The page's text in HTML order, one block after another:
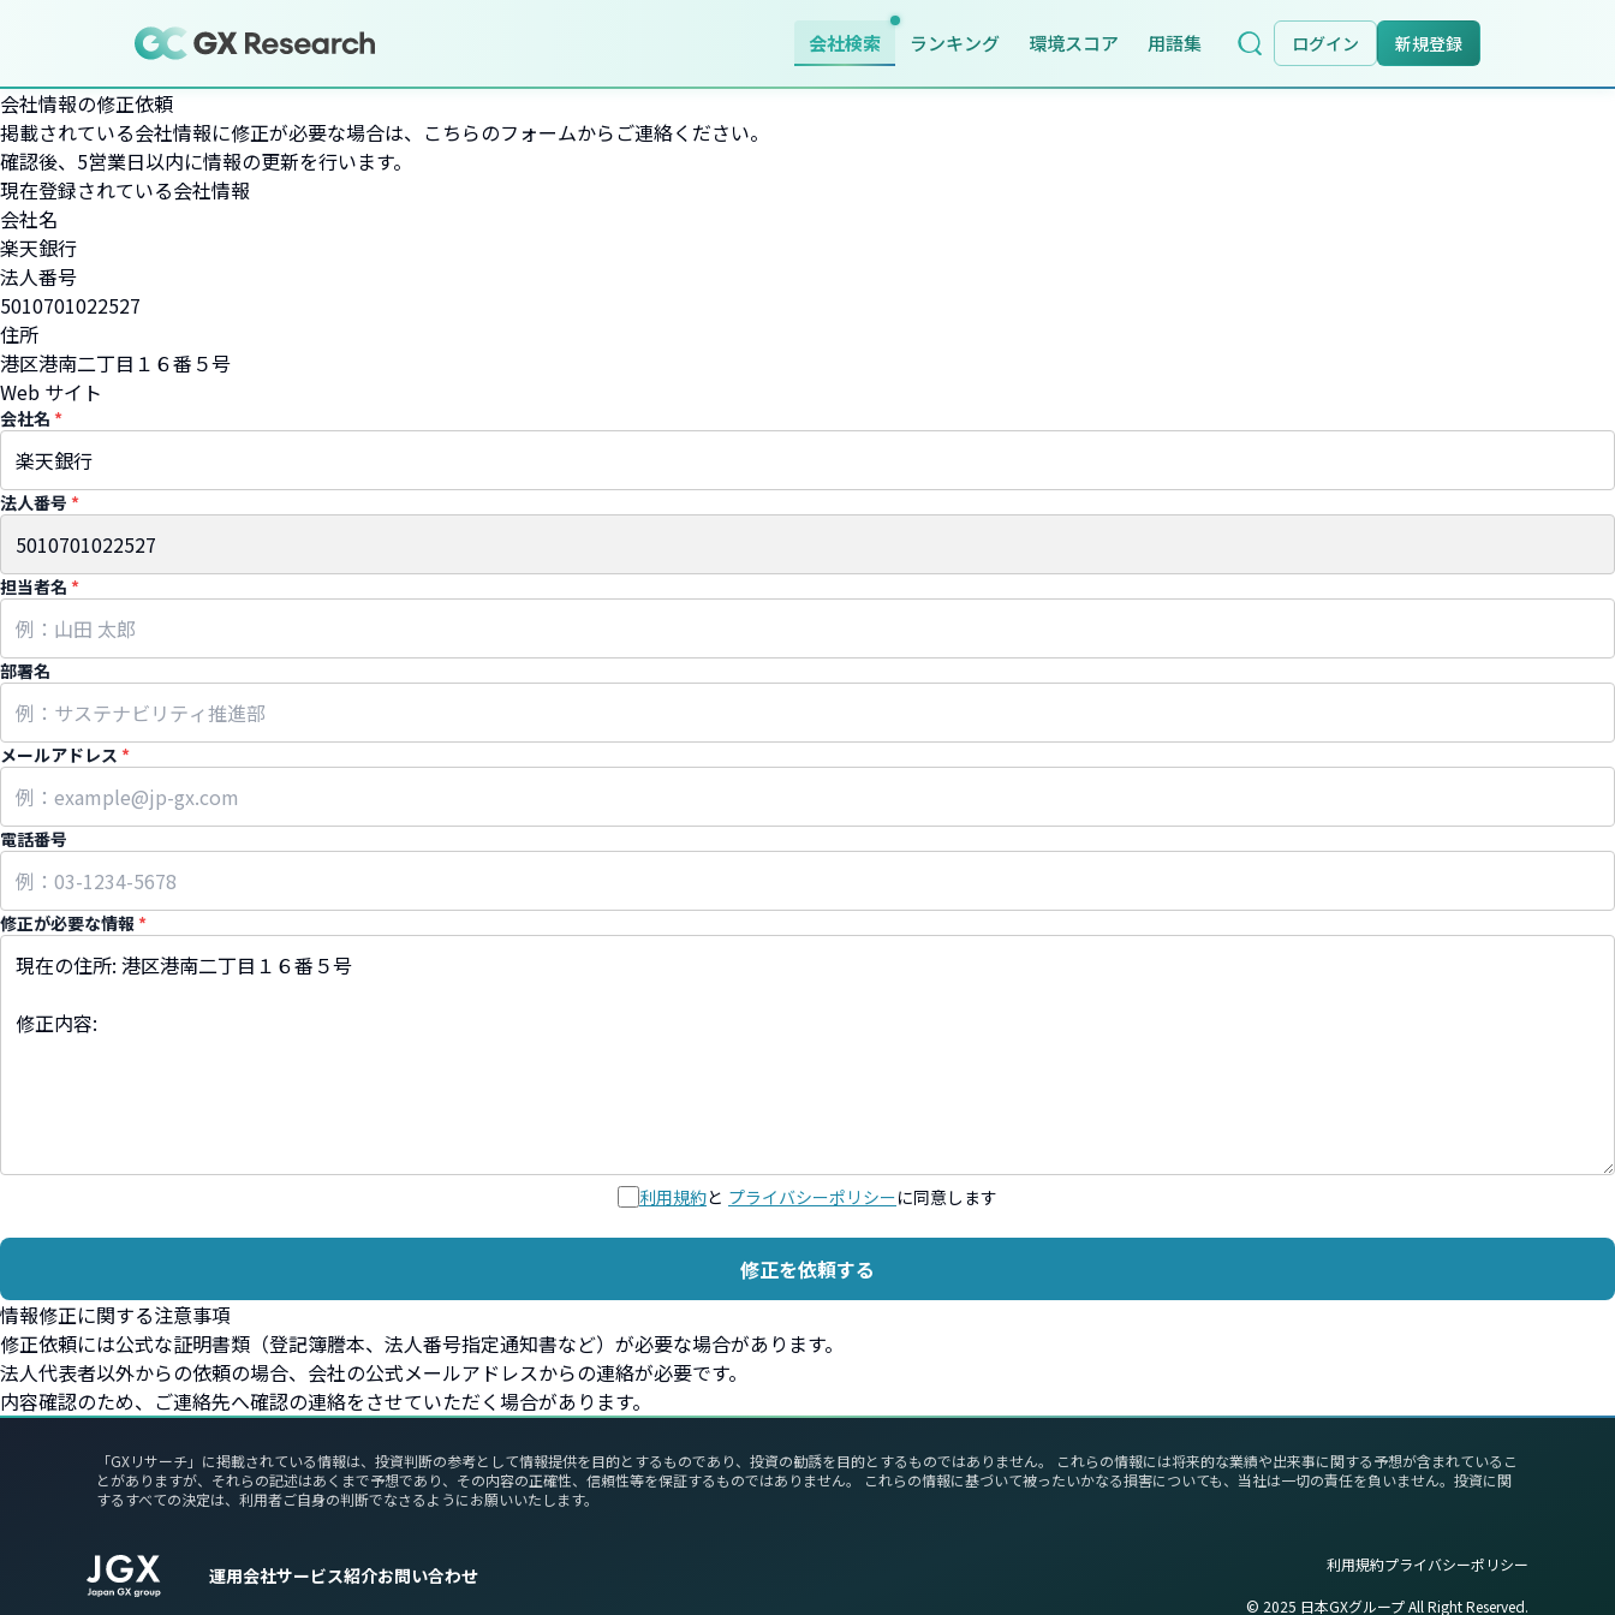
会社検索 ランキング 環境スコア 用語集 ログイン 新規登録
会社情報の修正依頼
掲載されている会社情報に修正が必要な場合は、こちらのフォームからご連絡ください。
確認後、5営業日以内に情報の更新を行います。
現在登録されている会社情報
会社名
楽天銀行
法人番号
5010701022527
住所
港区港南二丁目１６番５号
Web サイト
会社名 *
法人番号 *
担当者名 *
部署名
メールアドレス *
電話番号
修正が必要な情報 *
利用規約と プライバシーポリシーに同意します
修正を依頼する
情報修正に関する注意事項
修正依頼には公式な証明書類（登記簿謄本、法人番号指定通知書など）が必要な場合があります。
法人代表者以外からの依頼の場合、会社の公式メールアドレスからの連絡が必要です。
内容確認のため、ご連絡先へ確認の連絡をさせていただく場合があります。
「GXリサーチ」に掲載されている情報は、投資判断の参考として情報提供を目的とするものであり、投資の勧誘を目的とするものではありません。 これらの情報には将来的な業績や出来事に関する予想が含まれているこ
とがありますが、それらの記述はあくまで予想であり、その内容の正確性、信頼性等を保証するものではありません。 これらの情報に基づいて被ったいかなる損害についても、当社は一切の責任を負いません。投資に関
するすべての決定は、利用者ご自身の判断でなさるようにお願いいたします。
運用会社サービス紹介お問い合わせ 利用規約プライバシーポリシー
©︎ 2025 日本GXグループ All Right Reserved.